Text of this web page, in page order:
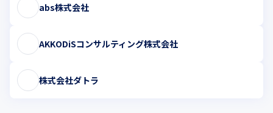
abs株式会社
AKKODiSコンサルティング株式会社
株式会社ダトラ